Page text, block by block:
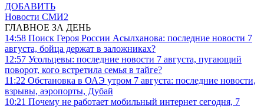
ДОБАВИТЬ
Новости СМИ2
ГЛАВНОЕ ЗА ДЕНЬ
14:58 Поиск Героя России Асылханова: последние новости 7
августа, бойца держат в заложниках?
12:57 Усольцевы: последние новости 7 августа, пугающий
поворот, кого встретила семья в тайге?
11:22 Обстановка в ОАЭ утром 7 августа: последние новости,
взрывы, аэропорты, Дубай
10:21 Почему не работает мобильный интернет сегодня, 7